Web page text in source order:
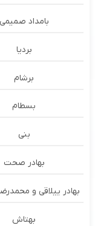
بامداد صمیمی
بردیا
برشام
بسطام
بنی
بهادر صحت
بهادر ییلاقی و
بهتاش